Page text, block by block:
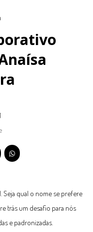
Seja qual o nome se prefere
trás um desafio para nós
e padronizadas.